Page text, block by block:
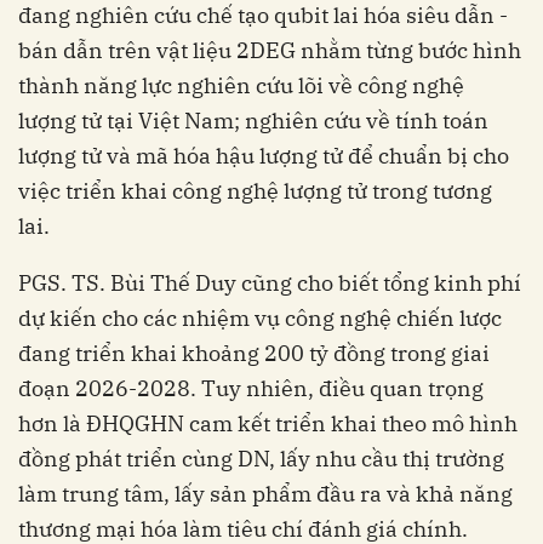
đang nghiên cứu chế tạo qubit lai hóa siêu dẫn -
bán dẫn trên vật liệu 2DEG nhằm từng bước hình
thành năng lực nghiên cứu lõi về công nghệ
lượng tử tại Việt Nam; nghiên cứu về tính toán
lượng tử và mã hóa hậu lượng tử để chuẩn bị cho
việc triển khai công nghệ lượng tử trong tương
lai.
PGS. TS. Bùi Thế Duy cũng cho biết tổng kinh phí
dự kiến cho các nhiệm vụ công nghệ chiến lược
đang triển khai khoảng 200 tỷ đồng trong giai
đoạn 2026-2028. Tuy nhiên, điều quan trọng
hơn là ĐHQGHN cam kết triển khai theo mô hình
đồng phát triển cùng DN, lấy nhu cầu thị trường
làm trung tâm, lấy sản phẩm đầu ra và khả năng
thương mại hóa làm tiêu chí đánh giá chính.